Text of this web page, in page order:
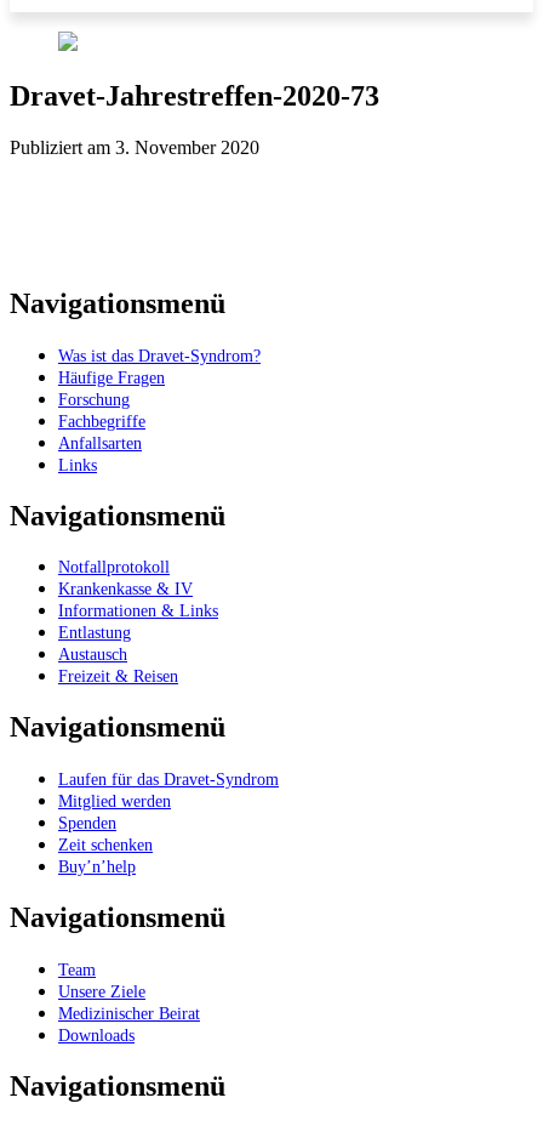
Dravet-Jahrestreffen-2020-73
Publiziert am 3. November 2020
Navigationsmenü
Was ist das Dravet-Syndrom?
Häufige Fragen
Forschung
Fachbegriffe
Anfallsarten
Links
Navigationsmenü
Notfallprotokoll
Krankenkasse & IV
Informationen & Links
Entlastung
Austausch
Freizeit & Reisen
Navigationsmenü
Laufen für das Dravet-Syndrom
Mitglied werden
Spenden
Zeit schenken
Buy’n’help
Navigationsmenü
Team
Unsere Ziele
Medizinischer Beirat
Downloads
Navigationsmenü